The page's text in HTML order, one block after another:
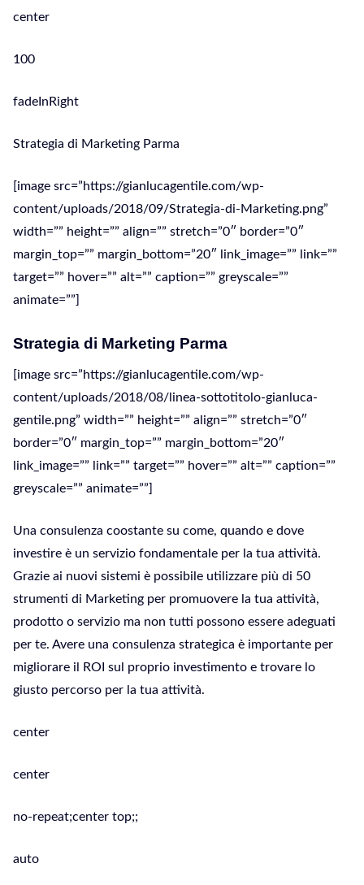
center
100
fadeInRight
Strategia di Marketing Parma
[image src=”https://gianlucagentile.com/wp-
content/uploads/2018/09/Strategia-di-Marketing.png”
width=”” height=”” align=”” stretch=”0″ border=”0″
margin_top=”” margin_bottom=”20″ link_image=”” link=””
target=”” hover=”” alt=”” caption=”” greyscale=””
animate=””]
Strategia di Marketing Parma
[image src=”https://gianlucagentile.com/wp-
content/uploads/2018/08/linea-sottotitolo-gianluca-
gentile.png” width=”” height=”” align=”” stretch=”0″
border=”0″ margin_top=”” margin_bottom=”20″
link_image=”” link=”” target=”” hover=”” alt=”” caption=””
greyscale=”” animate=””]
Una consulenza coostante su come, quando e dove
investire è un servizio fondamentale per la tua attività.
Grazie ai nuovi sistemi è possibile utilizzare più di 50
strumenti di Marketing per promuovere la tua attività,
prodotto o servizio ma non tutti possono essere adeguati
per te. Avere una consulenza strategica è importante per
migliorare il ROI sul proprio investimento e trovare lo
giusto percorso per la tua attività.
center
center
no-repeat;center top;;
auto